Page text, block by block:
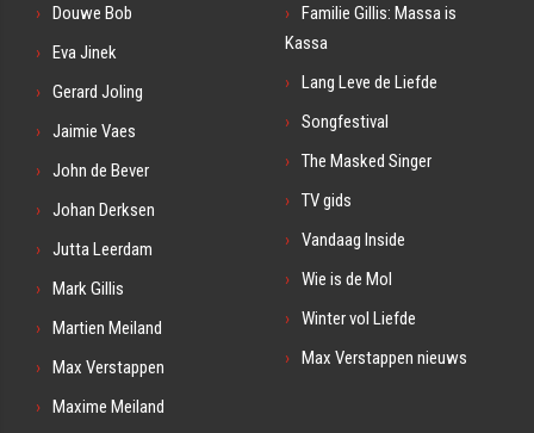
Douwe Bob
Eva Jinek
Gerard Joling
Jaimie Vaes
John de Bever
Johan Derksen
Jutta Leerdam
Mark Gillis
Martien Meiland
Max Verstappen
Maxime Meiland
Familie Gillis: Massa is
Kassa
Lang Leve de Liefde
Songfestival
The Masked Singer
TV gids
Vandaag Inside
Wie is de Mol
Winter vol Liefde
Max Verstappen nieuws